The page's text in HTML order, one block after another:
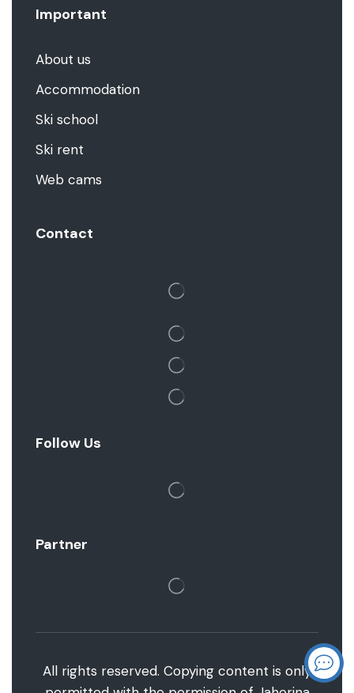
Important
About us
Accommodation
Ski school
Ski rent
Web cams
Contact
Follow Us
Partner
All rights reserved. Copying content is only